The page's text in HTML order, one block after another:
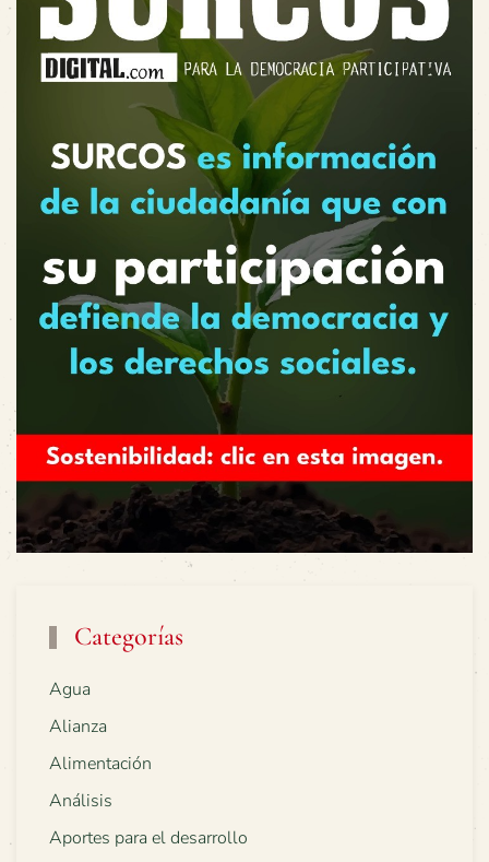
Categorías
Agua
Alianza
Alimentación
Análisis
Aportes para el desarrollo